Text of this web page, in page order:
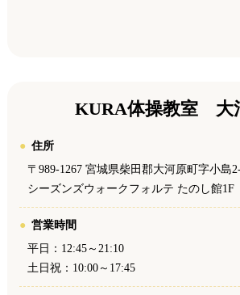
KURA体操教室 大
住所
〒989-1267 宮城県柴田郡大河原町字小島
シーズンズウォークフォルテ たのし館1F
営業時間
平日：12:45～21:10
土日祝：10:00～17:45